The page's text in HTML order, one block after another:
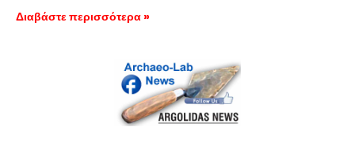
Διαβάστε περισσότερα »